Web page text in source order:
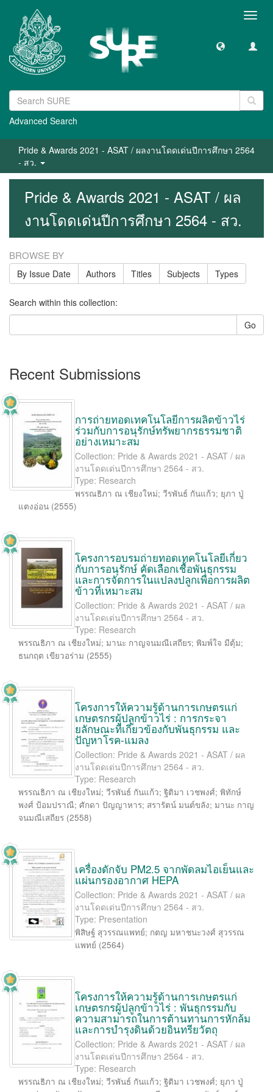
Advanced Search
Pride & Awards 2021 - ASAT / ผลงานโดดเด่นปีการศึกษา 2564
- สว.
Pride & Awards 2021 - ASAT / ผล
งานโดดเด่นปีการศึกษา 2564 - สว.
BROWSE BY
By Issue Date Authors Titles Subjects Types
Search within this collection:
Go
Recent Submissions
การถ่ายทอดเทคโนโลยีการผลิตข้าวไร่
ร่วมกับการอนุรักษ์ทรัพยากรธรรมชาติ
อย่างเหมาะสม
Collection: Pride & Awards 2021 - ASAT / ผล
งานโดดเด่นปีการศึกษา 2564 - สว.
Type: Research
พรรณธิภา ณ เชียงใหม่; วีรพันธ์ กันแก้ว; ยุภา ปู่
แตงอ่อน (2555)
โครงการอบรมถ่ายทอดเทคโนโลยีเกี่ยว
กับการอนุรักษ์ คัดเลือกเชื้อพันธุกรรม
และการจัดการในแปลงปลูกเพื่อการผลิต
ข้าวที่เหมาะสม
Collection: Pride & Awards 2021 - ASAT / ผล
งานโดดเด่นปีการศึกษา 2564 - สว.
Type: Research
พรรณธิภา ณ เชียงใหม่; มานะ กาญจนมณีเสถียร; พิมพ์ใจ มีตุ้ม;
ธนกฤต เขียวอร่าม (2555)
โครงการให้ความรู้ด้านการเกษตรแก่
เกษตรกรผู้ปลูกข้าวไร่ : การกระจา
ยลักษณะที่เกี่ยวข้องกับพันธุกรรม และ
ปัญหาโรค-แมลง
Collection: Pride & Awards 2021 - ASAT / ผล
งานโดดเด่นปีการศึกษา 2564 - สว.
Type: Research
พรรณธิภา ณ เชียงใหม่; วีรพันธ์ กันแก้ว; ฐิติมา เวชพงศ์; พิทักษ์
พงศ์ ป้อมปราณี; ศักดา ปัญญาหาร; สรารัตน์ มนต์ขลัง; มานะ กาญ
จนมณีเสถียร (2558)
เครื่องดักจับ PM2.5 จากพัดลมไอเย็นและ
แผ่นกรองอากาศ HEPA
Collection: Pride & Awards 2021 - ASAT / ผล
งานโดดเด่นปีการศึกษา 2564 - สว.
Type: Presentation
พิสิษฐ์ สุวรรณแพทย์; กตญ มหาชนะวงศ์ สุวรรณ
แพทย์ (2564)
โครงการให้ความรู้ด้านการเกษตรแก่
เกษตรกรผู้ปลูกข้าวไร่ : พันธุกรรมกับ
ความสามารถในการต้านทานการหักล้ม
และการบำรุงดินด้วยอินทรียวัตถุ
Collection: Pride & Awards 2021 - ASAT / ผล
งานโดดเด่นปีการศึกษา 2564 - สว.
Type: Research
พรรณธิภา ณ เชียงใหม่; วีรพันธ์ กันแก้ว; ฐิติมา เวชพงศ์; ยุภา ปู่